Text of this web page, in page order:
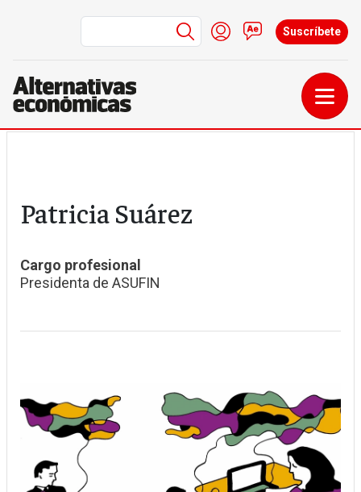
Menú de cuenta de
Iniciar sesión
Contacto
Suscríbete
Patricia Suárez
Cargo profesional
Presidenta de ASUFIN